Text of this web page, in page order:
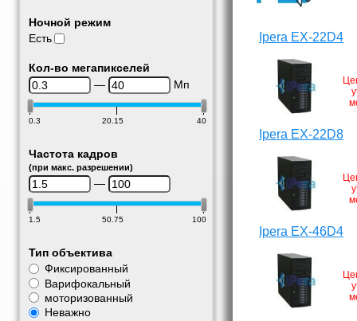
Ночной режим
Есть
Кол-во мегапикселей
—
Мп
0.3 20.15 40
Частота кадров
(при макс. разрешении)
—
1.5 50.75 100
Тип объектива
Фиксированный
Варифокальный
моторизованный
Неважно
Ipera EX-22D4
Ipera EX-22D8
Ipera EX-46D4